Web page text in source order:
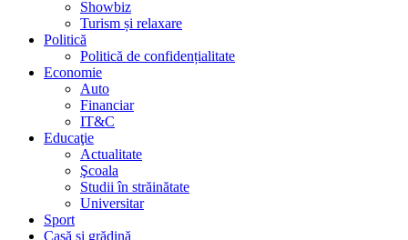
Showbiz
Turism și relaxare
Politică
Politică de confidențialitate
Economie
Auto
Financiar
IT&C
Educaţie
Actualitate
Şcoala
Studii în străinătate
Universitar
Sport
Casă şi grădină